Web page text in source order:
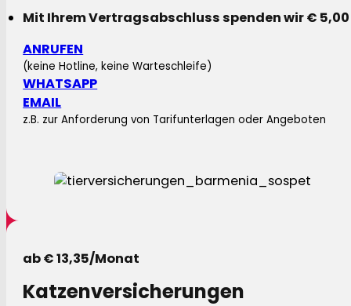
Mit Ihrem Vertragsabschluss spenden wir €
ANRUFEN
(keine Hotline, keine Warteschleife)
WHATSAPP
EMAIL
z.B. zur Anforderung von Tarifunterlagen oder Angeboten
ab € 13,35/Monat
Katzenversicherungen